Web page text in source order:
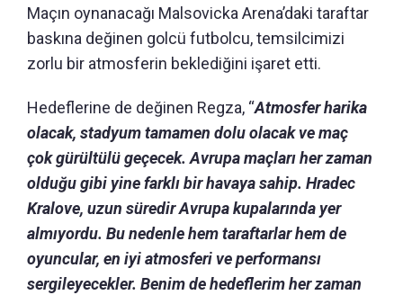
Maçın oynanacağı Malsovicka Arena’daki taraftar
baskına değinen golcü futbolcu, temsilcimizi
zorlu bir atmosferin beklediğini işaret etti.
Hedeflerine de değinen Regza, “Atmosfer harika
olacak, stadyum tamamen dolu olacak ve maç
çok gürültülü geçecek. Avrupa maçları her zaman
olduğu gibi yine farklı bir havaya sahip. Hradec
Kralove, uzun süredir Avrupa kupalarında yer
almıyordu. Bu nedenle hem taraftarlar hem de
oyuncular, en iyi atmosferi ve performansı
sergileyecekler. Benim de hedeflerim her zaman